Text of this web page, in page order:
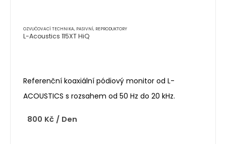
OZVUČOVACÍ TECHNIKA, PASIVNÍ, REPRODUKTORY
L-Acoustics 115XT HiQ
Referenční koaxiální pódiový monitor od L-
ACOUSTICS s rozsahem od 50 Hz do 20 kHz.
800 Kč / Den